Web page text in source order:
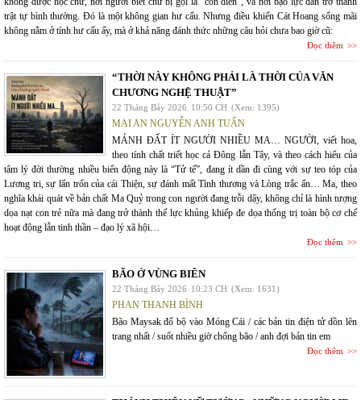
trật tự bình thường. Đó là một không gian hư cấu. Nhưng điều khiến Cát Hoang sống mãi
không nằm ở tính hư cấu ấy, mà ở khả năng đánh thức những câu hỏi chưa bao giờ cũ:
Đọc thêm
“THỜI NÀY KHÔNG PHẢI LÀ THỜI CỦA VĂN
CHƯƠNG NGHỆ THUẬT”
22 Tháng Bảy 2026 10:50 CH (Xem: 1395)
MAI AN NGUYỄN ANH TUẤN
MẢNH ĐẤT ÍT NGƯỜI NHIỀU MA… NGƯỜI, viết hoa,
theo tính chất triết học cả Đông lẫn Tây, và theo cách hiểu của
tâm lý đời thường nhiều biến động này là “Tử tế”, đang ít dần đi cùng với sự teo tóp của
Lương tri, sự lẩn trốn của cái Thiện, sự đánh mất Tình thương và Lòng trắc ẩn… Ma, theo
nghĩa khái quát về bản chất Ma Quỷ trong con người đang trỗi dậy, không chỉ là hình tượng
dọa nạt con trẻ nữa mà đang trở thành thế lực khủng khiếp đe dọa thống trị toàn bộ cơ chế
hoạt động lẫn tinh thần – đạo lý xã hội…
Đọc thêm
BÃO Ở VÙNG BIÊN
22 Tháng Bảy 2026 10:23 CH (Xem: 1631)
PHAN THANH BÌNH
Bão Maysak đổ bộ vào Móng Cái / các bản tin điện tử dồn lên
trang nhất / suốt nhiều giờ chống bão / anh đợi bản tin em
Đọc thêm